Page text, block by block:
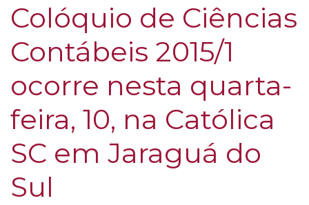
Colóquio de Ciências
Contábeis 2015/1
ocorre nesta quarta-
feira, 10, na Católica
SC em Jaraguá do
Sul